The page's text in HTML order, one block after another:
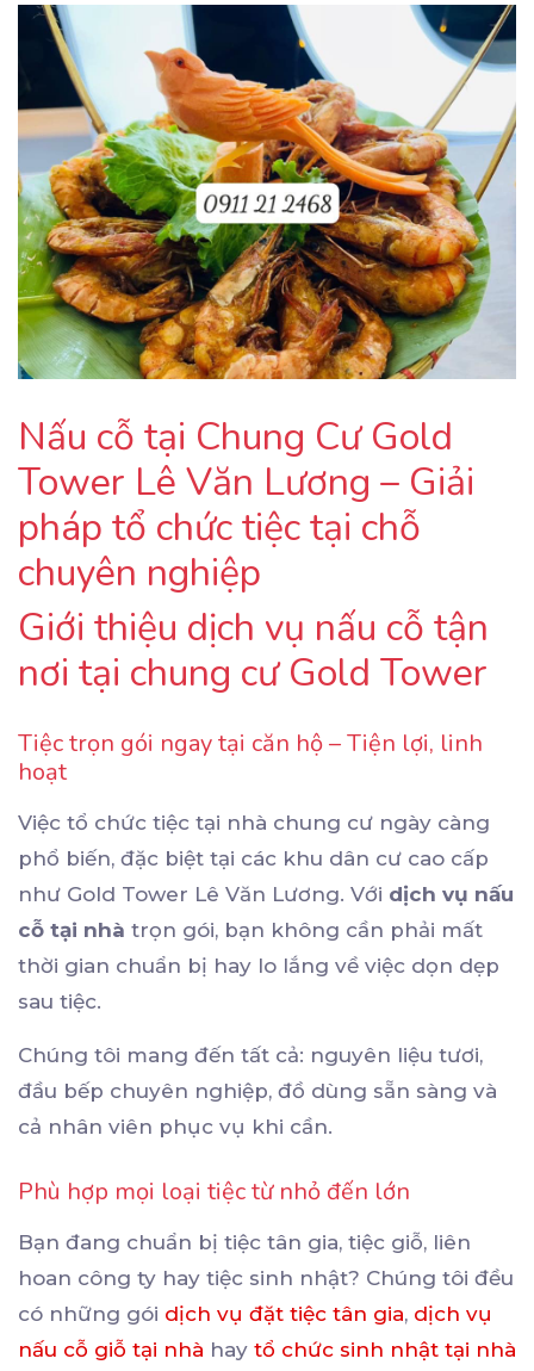
Nấu cỗ tại Chung Cư Gold
Tower Lê Văn Lương – Giải
pháp tổ chức tiệc tại chỗ
chuyên nghiệp
Giới thiệu dịch vụ nấu cỗ tận
nơi tại chung cư Gold Tower
Tiệc trọn gói ngay tại căn hộ – Tiện lợi, linh
hoạt
Việc tổ chức tiệc tại nhà chung cư ngày càng
phổ biến, đặc biệt tại các khu dân cư cao cấp
như Gold Tower Lê Văn Lương. Với dịch vụ nấu
cỗ tại nhà trọn gói, bạn không cần phải mất
thời gian chuẩn bị hay lo lắng về việc dọn dẹp
sau tiệc.
Chúng tôi mang đến tất cả: nguyên liệu tươi,
đầu bếp chuyên nghiệp, đồ dùng sẵn sàng và
cả nhân viên phục vụ khi cần.
Phù hợp mọi loại tiệc từ nhỏ đến lớn
Bạn đang chuẩn bị tiệc tân gia, tiệc giỗ, liên
hoan công ty hay tiệc sinh nhật? Chúng tôi đều
có những gói dịch vụ đặt tiệc tân gia, dịch vụ
nấu cỗ giỗ tại nhà hay tổ chức sinh nhật tại nhà